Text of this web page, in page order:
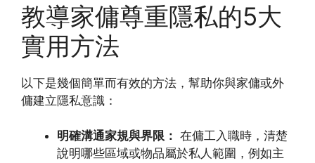
教導家傭尊重隱私的5大
實用方法
以下是幾個簡單而有效的方法，幫助你與家傭或外
傭建立隱私意識：
明確溝通家規與界限： 在傭工入職時，清楚
說明哪些區域或物品屬於私人範圍，例如主